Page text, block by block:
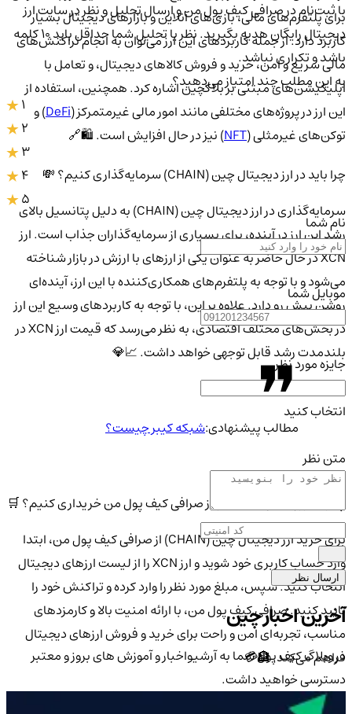
برای پلتفرم‌های مالی، بازی‌های آنلاین و بازارهای دیجیتال بسیار
کاربرد دارد. از جمله کاربردهای این ارز می‌توان به انجام تراکنش‌های
مالی سریع و امن، خرید و فروش کالاهای دیجیتال، و تعامل با
اپلیکیشن‌های مبتنی بر بلاکچین اشاره کرد. همچنین، استفاده از
این ارز در پروژه‌های مختلفی مانند امور مالی غیرمتمرکز (DeFi) و
توکن‌های غیرمثلی (NFT) نیز در حال افزایش است. 🛍️🔗
چرا باید در ارز دیجیتال چین (CHAIN) سرمایه‌گذاری کنیم؟ 💸
سرمایه‌گذاری در ارز دیجیتال چین (CHAIN) به دلیل پتانسیل بالای
رشد این ارز در آینده، برای بسیاری از سرمایه‌گذاران جذاب است. ارز
XCN در حال حاضر به عنوان یکی از ارزهای با ارزش در بازار شناخته
می‌شود و با توجه به پلتفرم‌های همکاری‌کننده با این ارز، آینده‌ای
روشن پیش رو دارد. علاوه بر این، با توجه به کاربردهای وسیع این ارز
در بخش‌های مختلف اقتصادی، به نظر می‌رسد که قیمت ارز XCN در
بلندمدت رشد قابل توجهی خواهد داشت. 📈💎
مطالب پیشنهادی:شبکه کیبر چیست؟
برای خرید ارز دیجیتال چین (CHAIN) از صرافی کیف پول من، ابتدا
وارد حساب کاربری خود شوید و ارز XCN را از لیست ارزهای دیجیتال
انتخاب کنید. سپس، مبلغ مورد نظر را وارد کرده و تراکنش خود را
تایید کنید. صرافی کیف پول من، با ارائه امنیت بالا و کارمزدهای
مناسب، تجربه‌ای امن و راحت برای خرید و فروش ارزهای دیجیتال
فراهم می‌کند. 🏦💳
مزایای خرید ارز CHAIN (XCN) از کیف پول من 🔒
با ثبت‌نام در صرافی کیف پول من و ارسال تحلیل و نظر در سایت ارز
دیجیتال رایگان هدیه بگیرید. نظر یا تحلیل شما حداقل باید ۱۰ کلمه
باشد و تکراری نباشد.
به این مطلب چند امتیاز می‌دهید؟
3
4
5
نام شما
موبایل شما
جایزه مورد نظر
انتخاب کنید
متن نظر
ارسال نظر
آخرین اخبار چین
در وبلاگ کیف پول شما به آرشیواخبار و آموزش های بروز و معتبر
دسترسی خواهید داشت.